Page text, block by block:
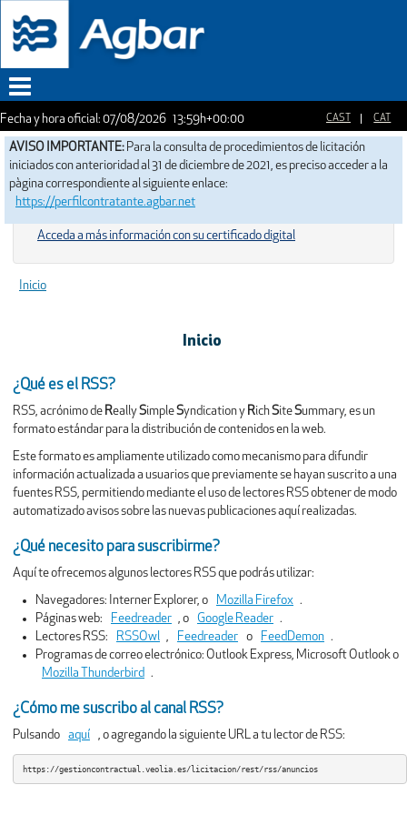
Fecha y hora oficial: 07/08/2026 13:59h+00:00
AVISO IMPORTANTE: Para la consulta de procedimientos de licitación
iniciados con anterioridad al 31 de diciembre de 2021, es preciso acceder a la
pàgina correspondiente al siguiente enlace:
https://perfilcontratante.agbar.net
Menu
Acceda a más información con su certificado digital
Inicio
Inicio
¿Qué es el RSS?
RSS, acrónimo de ReallySimpleSyndication y RichSiteSummary, es un
formato estándar para la distribución de contenidos en la web.
Este formato es ampliamente utilizado como mecanismo para difundir
información actualizada a usuarios que previamente se hayan suscrito a una
fuentes RSS, permitiendo mediante el uso de lectores RSS obtener de modo
automatizado avisos sobre las nuevas publicaciones aquí realizadas.
¿Qué necesito para suscribirme?
Aquí te ofrecemos algunos lectores RSS que podrás utilizar:
Navegadores: Interner Explorer, o Mozilla Firefox .
Páginas web:
Feedreader , o Google Reader .
Lectores RSS:
RSSOwl , Feedreader o FeedDemon .
Programas de correo electrónico: Outlook Express, Microsoft Outlook o
Mozilla Thunderbird .
¿Cómo me suscribo al canal RSS?
Pulsando aquí , o agregando la siguiente URL a tu lector de RSS:
https://gestioncontractual.veolia.es/licitacion/rest/rss/anuncios